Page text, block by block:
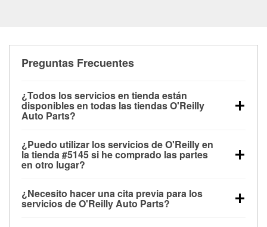
Preguntas Frecuentes
¿Todos los servicios en tienda están
disponibles en todas las tiendas O'Reilly
Auto Parts?
las pruebas de batería, pruebas de alternador y
motor de arranque, revisión de la luz “Check Engine”
con O'Reilly VeriScan® e instalación de
limpiaparabrisas o bombillas, están disponibles en
todas las tiendas O'Reilly Auto Parts. La tienda
¿Puedo utilizar los servicios de O'Reilly en
la tienda #5145 si he comprado las partes
en otro lugar?
de O'Reilly Auto Parts que estén disponibles en la
tienda #5145 de Erie, PA aunque hayas comprado
¿Necesito hacer una cita previa para los
servicios de O'Reilly Auto Parts?